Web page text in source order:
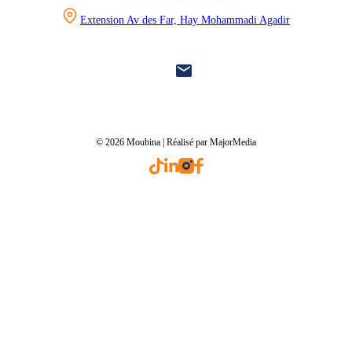
Extension Av des Far, Hay Mohammadi Agadir
© 2026 Moubina | Réalisé par MajorMedia